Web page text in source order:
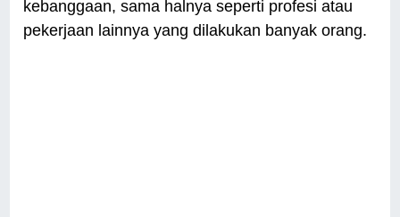
kebanggaan, sama halnya seperti profesi atau
pekerjaan lainnya yang dilakukan banyak orang.